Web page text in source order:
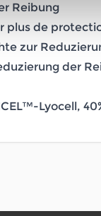
Reibung
plus de
zur
der
Lyocell,